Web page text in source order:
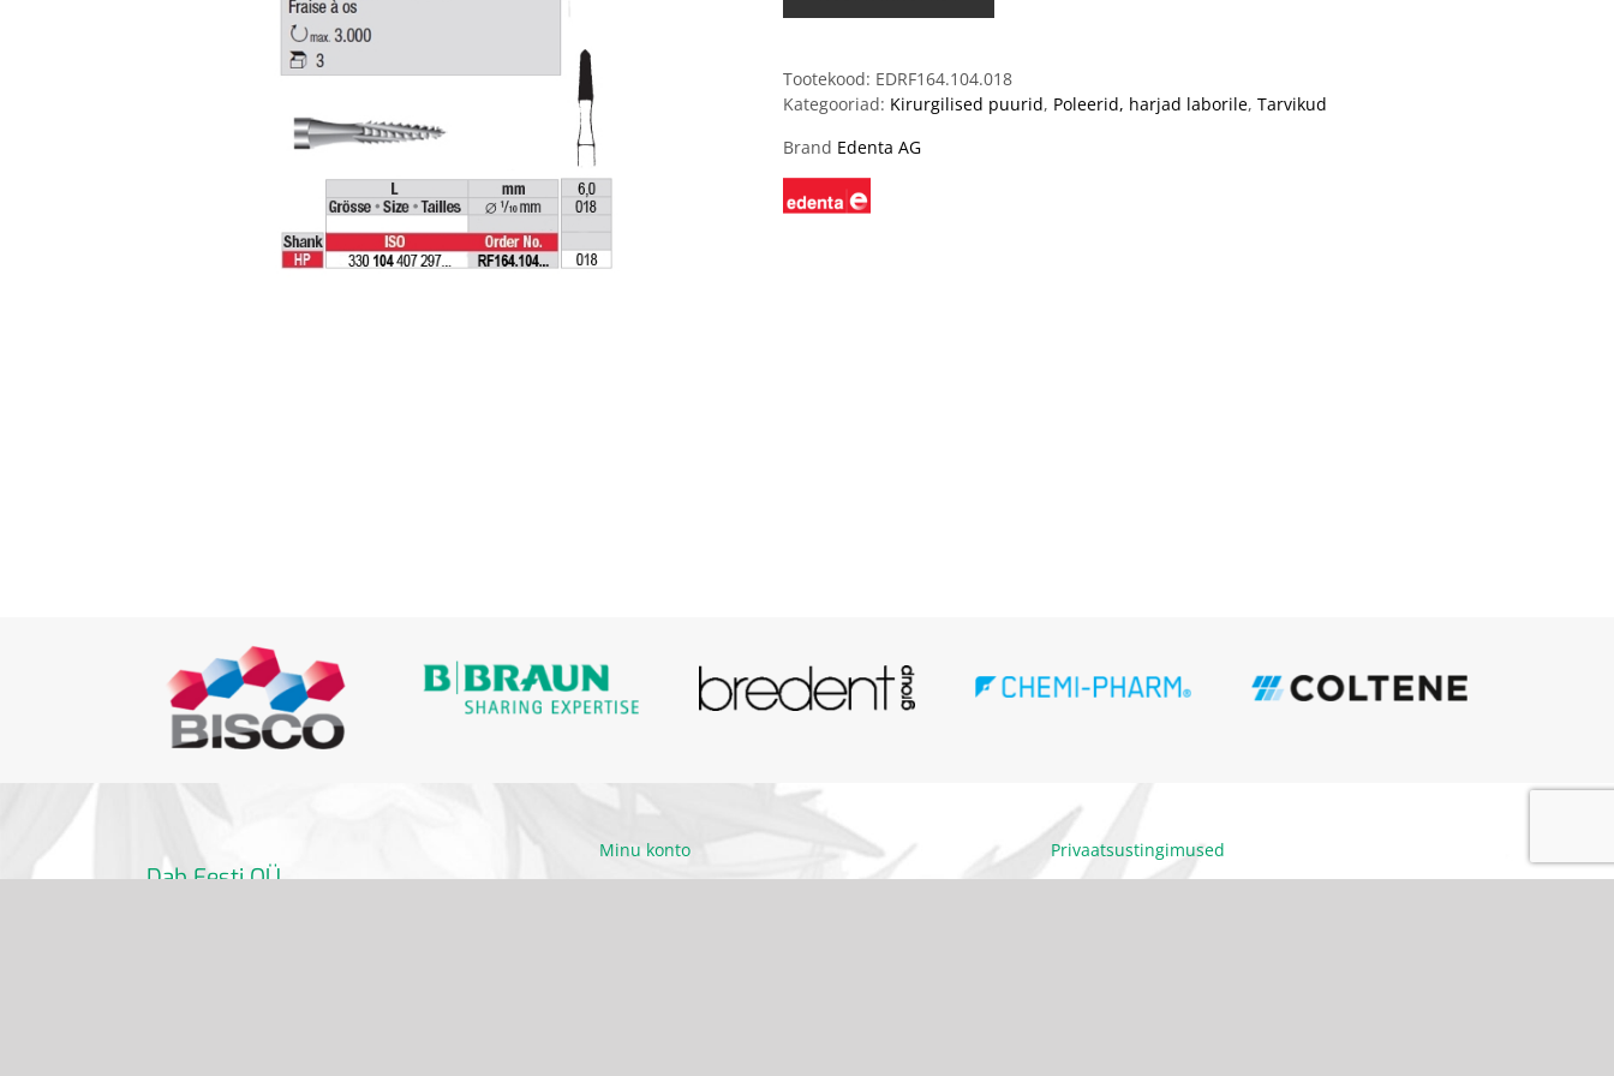
Tootekood: EDRF164.104.018
Kategooriad: Kirurgilised puurid, Poleerid, harjad laborile, Tarvikud
Brand Edenta AG
Dab Eesti OÜ
Minu konto
Privaatsustingimused